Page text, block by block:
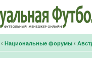
‹ Национальные форумы ‹